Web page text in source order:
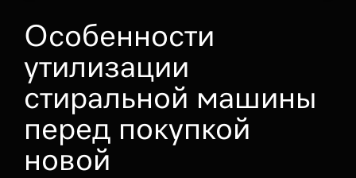
Особенности
утилизации
стиральной машины
перед покупкой
новой